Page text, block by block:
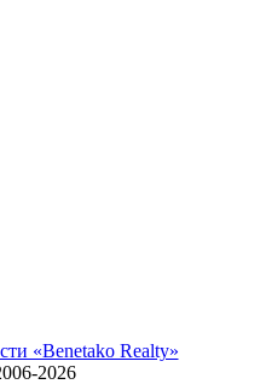
«Benetako Realty»
2026